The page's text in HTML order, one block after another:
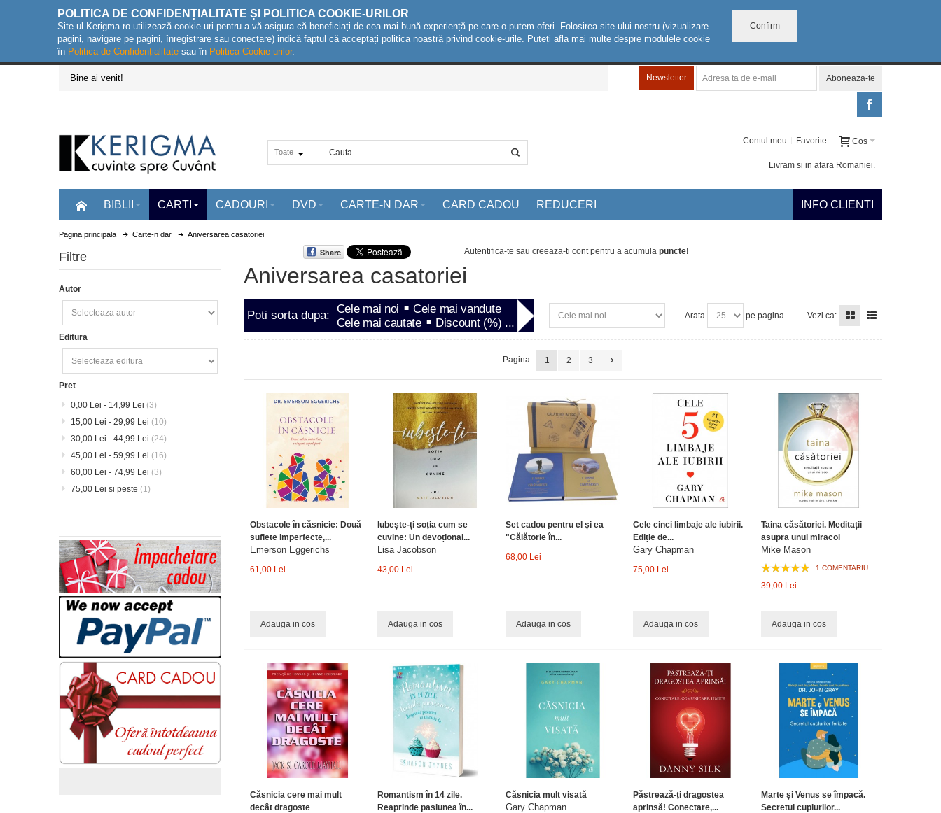
POLITICA DE CONFIDENȚIALITATE ȘI POLITICA COOKIE-URILOR
Site-ul Kerigma.ro utilizează cookie-uri pentru a vă asigura că beneficiați de cea mai bună experiență pe care o putem oferi. Folosirea site-ului nostru (vizualizare
pagini, navigare pe pagini, înregistrare sau conectare) indică faptul că acceptați politica noastră privind cookie-urile. Puteți afla mai multe despre modulele cookie
în Politica de Confidențialitate sau în Politica Cookie-urilor.
Confirm
Bine ai venit! Newsletter Aboneaza-te
Toate
Cos
Contul meu Favorite
Livram si in afara Romaniei.
BIBLII CARTI CADOURI DVD CARTE-N DAR CARD CADOU REDUCERI INFO CLIENTI
Pagina principala Carte-n dar Aniversarea casatoriei
Share Autentifica-te sau creeaza-ti contpentru a acumula puncte!
Aniversarea casatoriei
Poti sorta dupa: Cele mai noi
Cele mai vandute
Cele mai cautate
Discount (%) ...
Arata pe pagina Vezi ca:
Pagina: 1 2 3
Obstacole în căsnicie: Două
suflete imperfecte,...
Emerson Eggerichs
61,00 Lei
Adauga in cos
Iubește-ți soția cum se
cuvine: Un devoțional...
Lisa Jacobson
43,00 Lei
Adauga in cos
Set cadou pentru el și ea
"Călătorie în...
68,00 Lei
Adauga in cos
Cele cinci limbaje ale iubirii.
Ediție de...
Gary Chapman
75,00 Lei
Adauga in cos
Taina căsătoriei. Meditații
asupra unui miracol
Mike Mason
1 COMENTARIU
39,00 Lei
Adauga in cos
Căsnicia cere mai mult
decât dragoste
Romantism în 14 zile.
Reaprinde pasiunea în...
Căsnicia mult visată
Gary Chapman
Păstrează-ți dragostea
aprinsă! Conectare,...
Marte și Venus se împacă.
Secretul cuplurilor...
Filtre
Autor
Editura
Pret
0,00 Lei - 14,99 Lei (3)
15,00 Lei - 29,99 Lei (10)
30,00 Lei - 44,99 Lei (24)
45,00 Lei - 59,99 Lei (16)
60,00 Lei - 74,99 Lei (3)
75,00 Lei si peste (1)